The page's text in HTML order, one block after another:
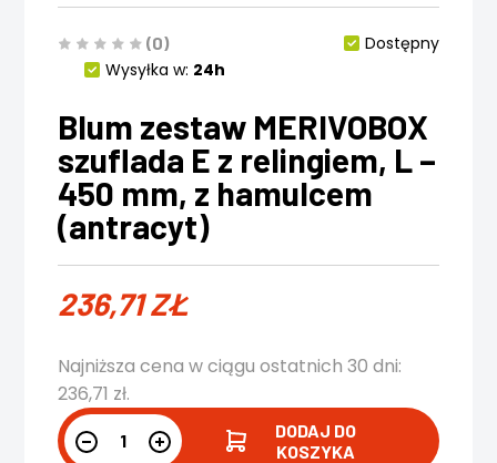
(0)
Dostępny
Wysyłka w: 24h
Blum zestaw MERIVOBOX
szuflada E z relingiem, L –
450 mm, z hamulcem
(antracyt)
236,71ZŁ
Najniższa cena w ciągu ostatnich 30 dni:
236,71 zł.
DODAJ DO
KOSZYKA